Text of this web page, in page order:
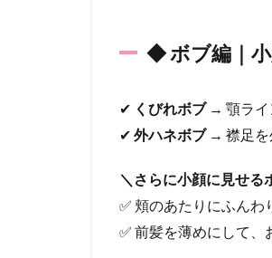
体感
を出
小顔
【簡
単】
小顔
に見
◆ ボブ編｜
✔ くびれボブ→ 顎ライ
✔ 外ハネボブ→ 襟足を
＼さらに小顔に見せる
✅ 頬のあたりにふんわ
✅ 前髪を薄めにして